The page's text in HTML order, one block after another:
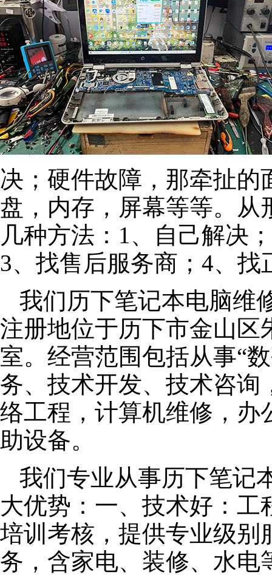
决；硬件故障，那牵扯的
盘，内存，屏幕等等。从
几种方法：1、自己解决
3、找售后服务商；4、找
我们历下笔记本电脑维
注册地位于历下市金山区
室。经营范围包括从事“
务、技术开发、技术咨询
络工程，计算机维修，办
助设备。
我们专业从事历下笔记
大优势：一、技术好：
培训考核，提供专业级别
务，含家电、装修、水电